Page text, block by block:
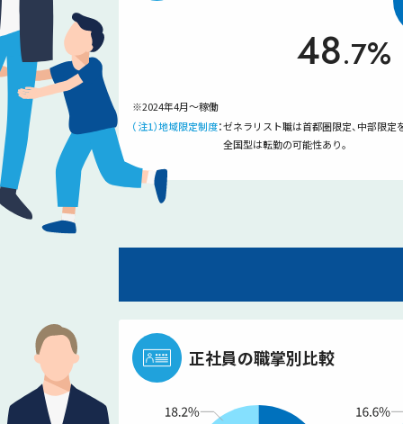
48.7%
48.7%
※2024年4月〜稼働
（注1）地域限定制度：ゼネラリスト職は首都圏限定、中部限定
全国型は転勤の可能性あり。
正社員の職掌別比較